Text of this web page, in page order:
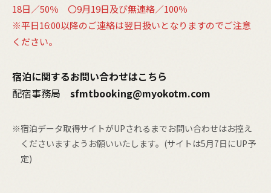
18日／50％ 〇9月19日及び無連絡／100％
※平日16:00以降のご連絡は翌日扱いとなりますのでご注意
ください。
宿泊に関するお問い合わせはこちら
配宿事務局 sfmtbooking@myokotm.com
※宿泊データ取得サイトがUPされるまでお問い合わせはお控え
くださいますようお願いいたします。(サイトは5月7日にUP予
定)